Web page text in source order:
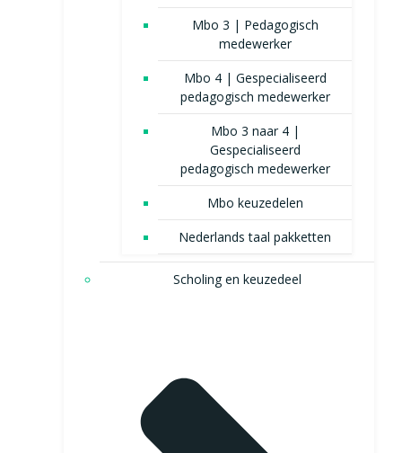
Mbo 3 | Pedagogisch
medewerker
Mbo 4 | Gespecialiseerd
pedagogisch medewerker
Mbo 3 naar 4 |
Gespecialiseerd
pedagogisch medewerker
Mbo keuzedelen
Nederlands taal pakketten
Scholing en keuzedeel